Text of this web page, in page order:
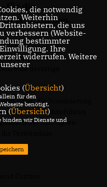
für die
verschieben.
lässt in
Bürgern und
eine derartige
einig, die Nominierung
durchzuführen
der CDU Spree-
Verständnis.
die notwendig
Weiterhin
die uns
verbessern (Website-
bestimmter
Ihre
widerrufen. Weitere
(Übersicht)
für den
benötigt.
(Übersicht)
binden wir Dienste und